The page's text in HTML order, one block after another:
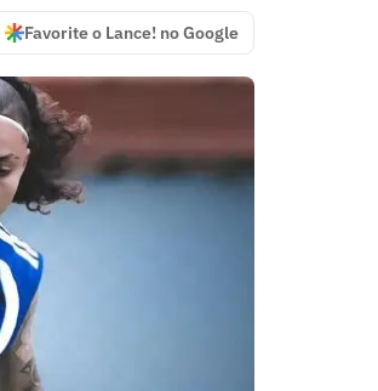
Favorite o Lance! no Google